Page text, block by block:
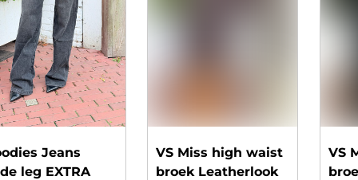
Jeans
leg EXTRA
VS Miss high waist
broek Leatherlook
VS